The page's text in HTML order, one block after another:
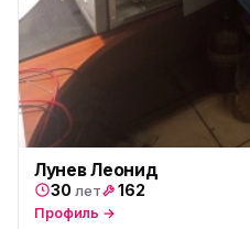
Лунев Леонид
30 лет 162
Профиль →